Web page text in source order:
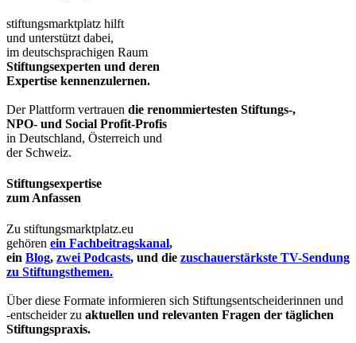
stiftungsmarktplatz hilft
und unterstützt dabei,
im deutschsprachigen Raum
Stiftungsexperten und deren
Expertise kennenzulernen.
Der Plattform vertrauen die renommiertesten Stiftungs-,
NPO- und Social Profit-Profis
in Deutschland, Österreich und
der Schweiz.
Stiftungsexpertise
zum Anfassen
Zu stiftungsmarktplatz.eu
gehören ein Fachbeitragskanal,
ein Blog, zwei Podcasts, und die zuschauerstärkste TV-Sendung
zu Stiftungsthemen.
Über diese Formate informieren sich Stiftungsentscheiderinnen und
-entscheider zu aktuellen und relevanten Fragen der täglichen
Stiftungspraxis.